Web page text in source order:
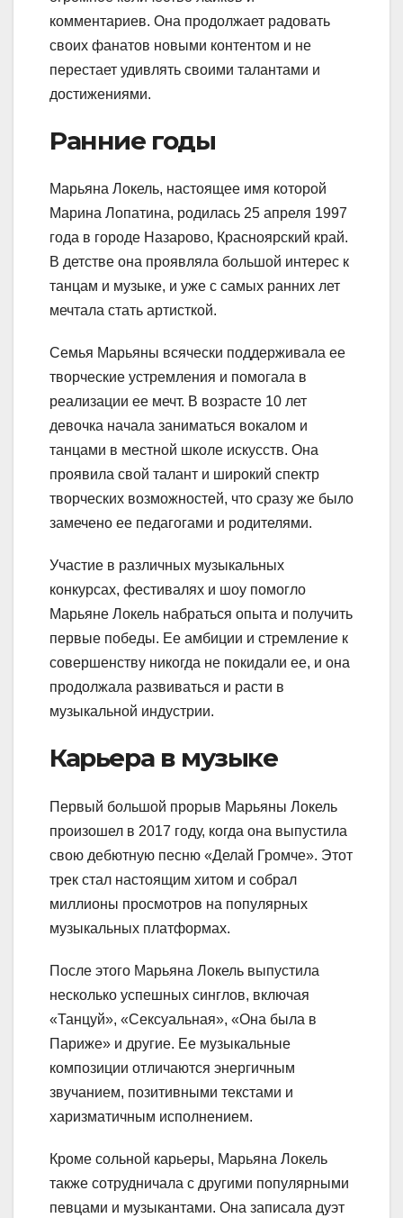
комментариев. Она продолжает радовать
своих фанатов новыми контентом и не
перестает удивлять своими талантами и
достижениями.
Ранние годы
Марьяна Локель, настоящее имя которой
Марина Лопатина, родилась 25 апреля 1997
года в городе Назарово, Красноярский край.
В детстве она проявляла большой интерес к
танцам и музыке, и уже с самых ранних лет
мечтала стать артисткой.
Семья Марьяны всячески поддерживала ее
творческие устремления и помогала в
реализации ее мечт. В возрасте 10 лет
девочка начала заниматься вокалом и
танцами в местной школе искусств. Она
проявила свой талант и широкий спектр
творческих возможностей, что сразу же было
замечено ее педагогами и родителями.
Участие в различных музыкальных
конкурсах, фестивалях и шоу помогло
Марьяне Локель набраться опыта и получить
первые победы. Ее амбиции и стремление к
совершенству никогда не покидали ее, и она
продолжала развиваться и расти в
музыкальной индустрии.
Карьера в музыке
Первый большой прорыв Марьяны Локель
произошел в 2017 году, когда она выпустила
свою дебютную песню «Делай Громче». Этот
трек стал настоящим хитом и собрал
миллионы просмотров на популярных
музыкальных платформах.
После этого Марьяна Локель выпустила
несколько успешных синглов, включая
«Танцуй», «Сексуальная», «Она была в
Париже» и другие. Ее музыкальные
композиции отличаются энергичным
звучанием, позитивными текстами и
харизматичным исполнением.
Кроме сольной карьеры, Марьяна Локель
также сотрудничала с другими популярными
певцами и музыкантами. Она записала дуэт